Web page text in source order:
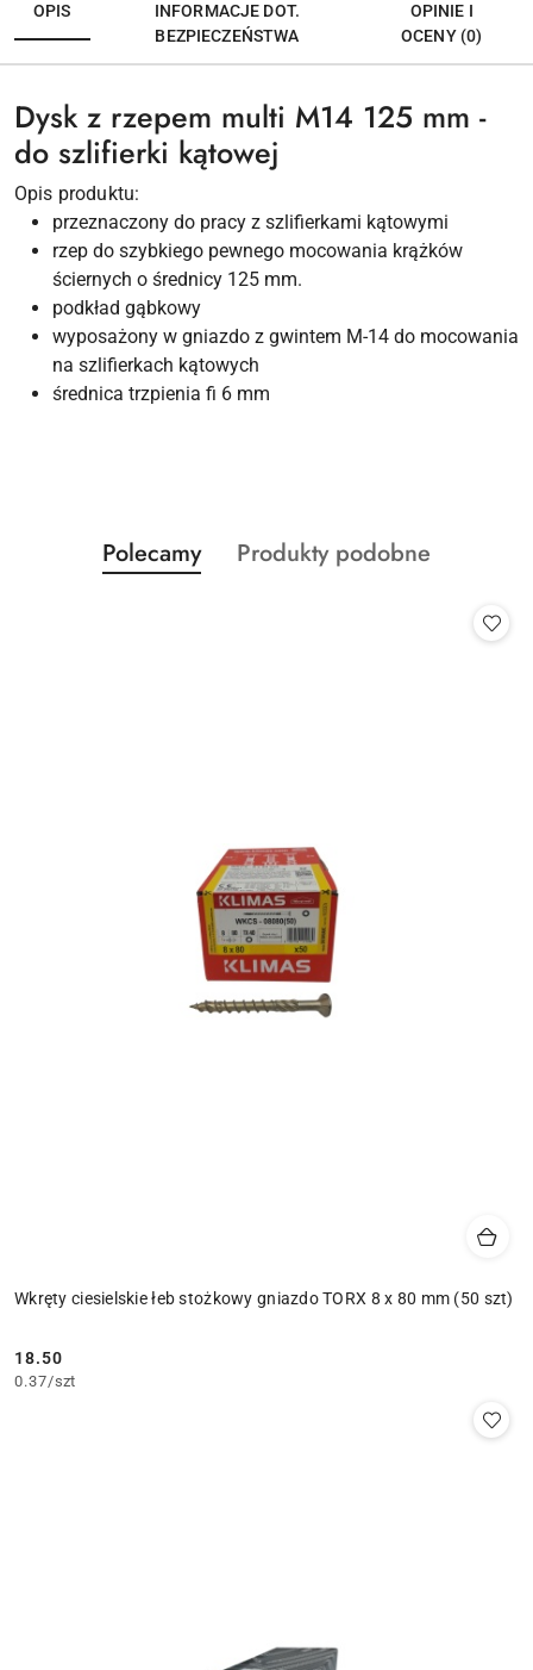
OPIS
INFORMACJE DOT.
BEZPIECZEŃSTWA
OPINIE I
OCENY (0)
Dysk z rzepem multi M14 125 mm -
do szlifierki kątowej
Opis produktu:
przeznaczony do pracy z szlifierkami kątowymi
rzep do szybkiego pewnego mocowania krążków
ściernych o średnicy 125 mm.
podkład gąbkowy
wyposażony w gniazdo z gwintem M-14 do mocowania
na szlifierkach kątowych
średnica trzpienia fi 6 mm
Pomiń karuzelę produktów
Produkty
o
Polecamy
Produkty
Produkty podobne
Wkręty ciesielskie łeb stożkowy gniazdo TORX 8 x 80 mm (50 szt)
Cena:
18.50
0.37/szt